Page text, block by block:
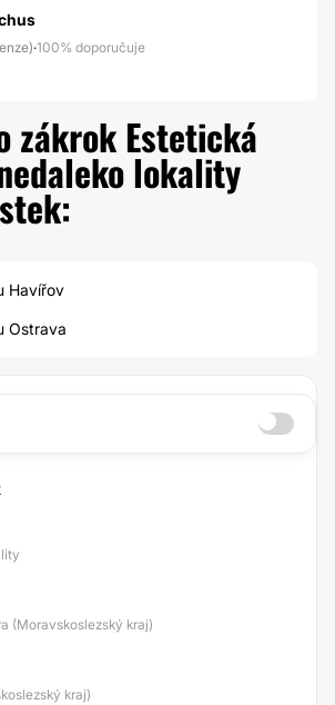
·100% doporučuje
zákrok Estetická
lokality
Havířov
Ostrava
(Moravskoslezský kraj)
kraj)